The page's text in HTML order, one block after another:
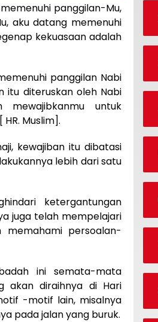
panggilan-Mu,
aku datang memenuhi
kekuasaan adalah
panggilan Nabi
itu diteruskan oleh Nabi
mewajibkanmu untuk
Muslim].
kewajiban itu dibatasi
lebih dari satu
ketergantungan
juga telah mempelajari
persoalan-
ini semata-mata
akan diraihnya di Hari
-motif lain, misalnya
pada jalan yang buruk.